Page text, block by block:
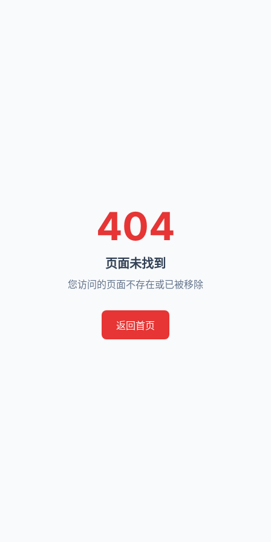
404
页面未找到
您访问的页面不存在或已被移除
返回首页